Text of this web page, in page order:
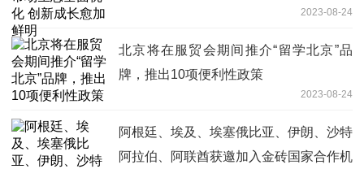
2023-08-24
北京将在服贸会期间推介“留学北京”品
牌，推出10项便利性政策
2023-08-24
阿根廷、埃及、埃塞俄比亚、伊朗、沙特
阿拉伯、阿联酋获邀加入金砖国家合作机